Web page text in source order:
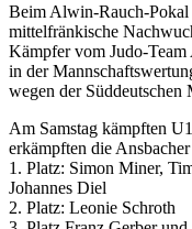
Beim Alwin-Rauch-Pokal
mittelfränkische
Kämpfer vom Judo-Team
in der
wegen der Süddeutschen
Am Samstag kämpften
erkämpften die
1. Platz: Simon Miner,
Johannes Diel
2. Platz: Leonie Schroth